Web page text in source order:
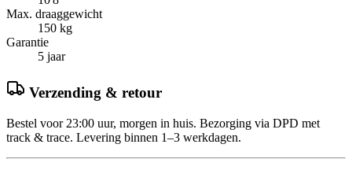
Max. draaggewicht
150 kg
Garantie
5 jaar
Verzending & retour
Bestel voor 23:00 uur, morgen in huis. Bezorging via DPD met
track & trace. Levering binnen 1–3 werkdagen.